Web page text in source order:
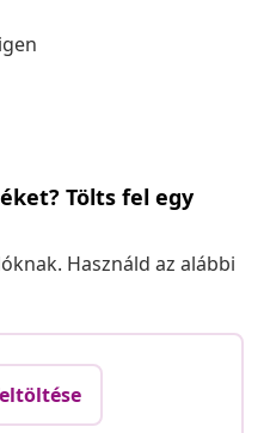
Tölts fel egy
Használd az alábbi